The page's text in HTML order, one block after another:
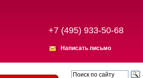
+7 (495) 933-50-68
Написать письмо